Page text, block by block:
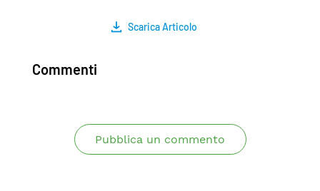
Scarica Articolo
Commenti
Pubblica un commento